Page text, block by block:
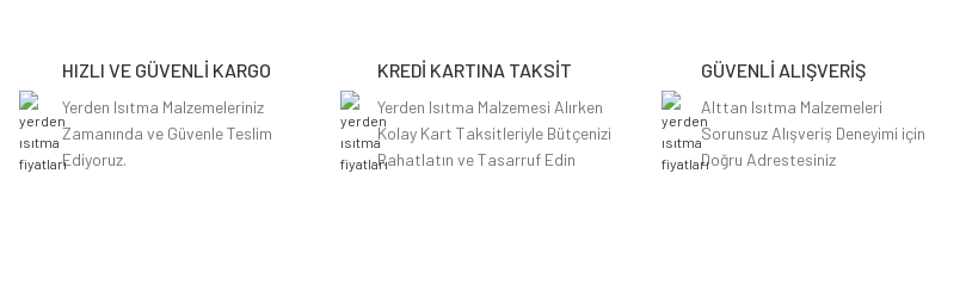
HIZLI VE GÜVENLİ KARGO
Yerden Isıtma Malzemeleriniz
Zamanında ve Güvenle Teslim
Ediyoruz.
KREDİ KARTINA TAKSİT
Yerden Isıtma Malzemesi Alırken
Kolay Kart Taksitleriyle Bütçenizi
Rahatlatın ve Tasarruf Edin
GÜVENLİ ALIŞVERİŞ
Alttan Isıtma Malzemeleri
Sorunsuz Alışveriş Deneyimi için
Doğru Adrestesiniz